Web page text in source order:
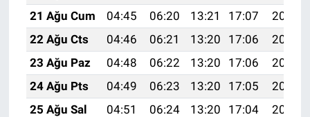
21 Ağu Cum
04:45 06:20 13:21 17:07
20:11
22 Ağu Cts
04:46 06:21 13:20 17:06
20:10
23 Ağu Paz
04:48 06:22 13:20 17:06
20:08
24 Ağu Pts
04:49 06:23 13:20 17:05
20:06
25 Ağu Sal
04:51 06:24 13:20 17:04 20:05